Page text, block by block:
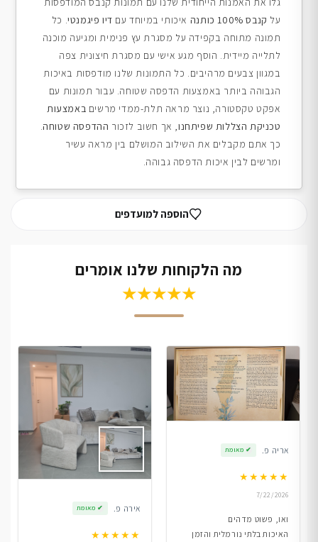
על קנבס 100% כותנה איכותי במיוחד עם דיו פיגמנטי. כל
תמונה מתוחה בקפידה על מסגרת עץ פנימית ומגיעה מוכנה
לתלייה מיידית. הוסף מגע אישי עם מסגרת חיצונית צפה
במגוון צבעים מרהיבים. כל התמונות שלנו מודפסות באיכות
הגבוהה ביותר באמצעות הדפסה שטוחה. עבור תמונות עם
אפקט טקסטורה, נוצר מראה תלת-ממדי מרשים באמצעות
טכניקת הצללות שפיתחנו, אך חשוב לזכור ההדפסה שטוחה.
כך אתם מקבלים את השילוב המושלם בין מראה עשיר
ומרשים לבין איכות הדפסה גבוהה.
הוספה למועדפים
מה הלקוחות שלנו אומרים
★★★★★
אריה פ. ✔ מאומת
★★★★★
7/22/2026
ואו, פשוט מדהים
האיכות בלתי נורמלית והזמן
אירה פ. ✔ מאומת
★★★★★